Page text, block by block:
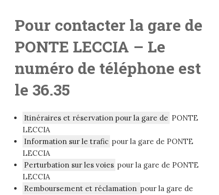
Pour contacter la gare de
PONTE LECCIA – Le
numéro de téléphone est
le 36.35
Itinéraires et réservation pour la gare de PONTE
LECCIA
Information sur le trafic pour la gare de PONTE
LECCIA
Perturbation sur les voies pour la gare de PONTE
LECCIA
Remboursement et réclamation pour la gare de